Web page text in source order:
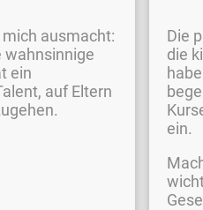
ausmacht:
wahnsinnige
ein
auf Eltern
Die
die
ein.